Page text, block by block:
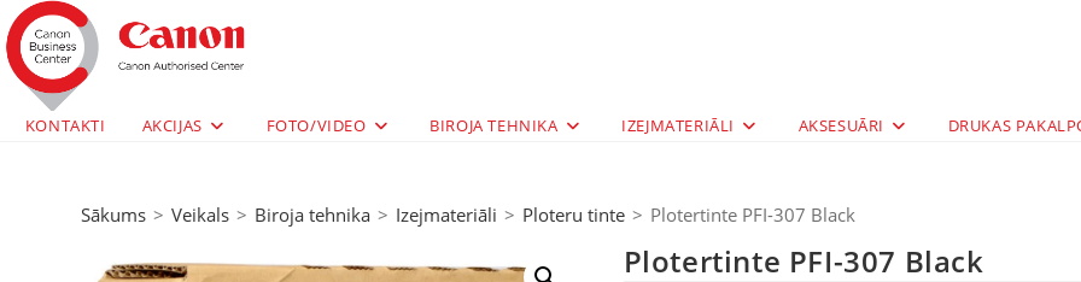
KONTAKTI AKCIJAS FOTO/VIDEO BIROJA TEHNIKA IZEJMATERIĀLI AKSESUĀRI DRUKAS
Sākums > Veikals > Biroja tehnika > Izejmateriāli > Ploteru tinte > Plotertinte PFI-307 Black
Plotertinte PFI-307 Black